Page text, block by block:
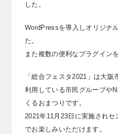
した。
WordPressを導入しオリジナ
た。
また複数の便利なプラグイン
「総合フェスタ2021」は大
利用している市民グループや
くるおまつりです。
2021年11月23日に実施され
でお楽しみいただけます。